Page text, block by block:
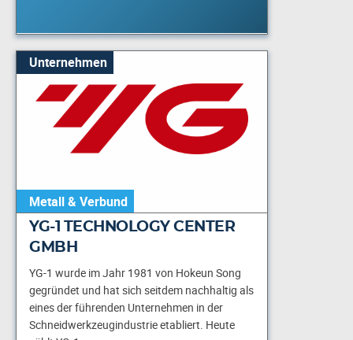
Unternehmen
Metall & Verbund
YG-1 TECHNOLOGY CENTER
GMBH
YG-1 wurde im Jahr 1981 von Hokeun Song
gegründet und hat sich seitdem nachhaltig als
eines der führenden Unternehmen in der
Schneidwerkzeugindustrie etabliert. Heute